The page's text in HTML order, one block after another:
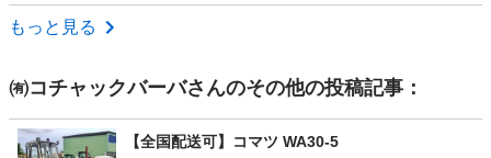
北海道 函館市
もっと見る
㈲コチャックバーバさんのその他の投稿記事：
【全国配送可】コマツ WA30-5